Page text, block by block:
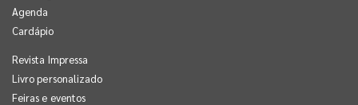
Agenda
Cardápio
Revista Impressa
Livro personalizado
Feiras e eventos